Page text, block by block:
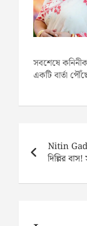
সবশেষে
একটি বার্তা
navigation
Nitin
দিল্লির